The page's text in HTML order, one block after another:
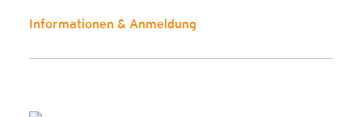
Informationen & Anmeldung